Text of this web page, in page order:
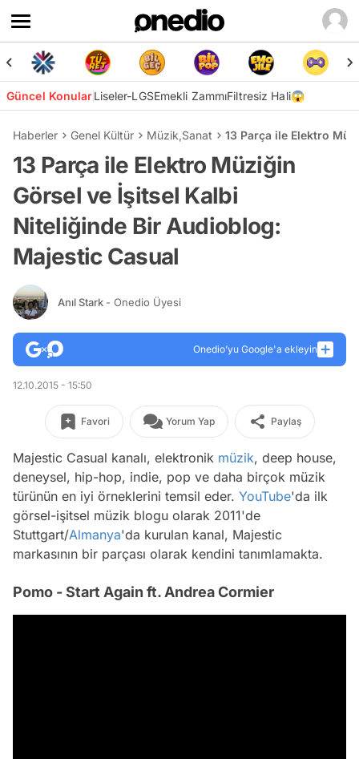
Güncel KonularLiseler-LGSEmekli ZammıFiltresiz Hali😱
Haberler Genel Kültür Müzik,Sanat 13 Parça ile Elektro
13 Parça ile Elektro Müziğin
Görsel ve İşitsel Kalbi
Niteliğinde Bir Audioblog:
Majestic Casual
Anıl Stark - Onedio Üyesi
Onedio’yu Google'a ekleyin
12.10.2015 - 15:50
Favori Yorum Yap Paylaş
Majestic Casual kanalı, elektronik müzik, deep house,
deneysel, hip-hop, indie, pop ve daha birçok müzik
türünün en iyi örneklerini temsil eder. YouTube'da ilk
görsel-işitsel müzik blogu olarak 2011'de
Stuttgart/Almanya'da kurulan kanal, Majestic
markasının bir parçası olarak kendini tanımlamakta.
Pomo - Start Again ft. Andrea Cormier